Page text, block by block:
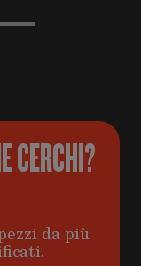
CERCHI?
da più